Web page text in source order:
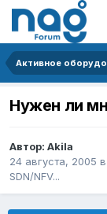
Нужен ли
Автор: Akila
24 августа, 2005 в
SDN/NFV...